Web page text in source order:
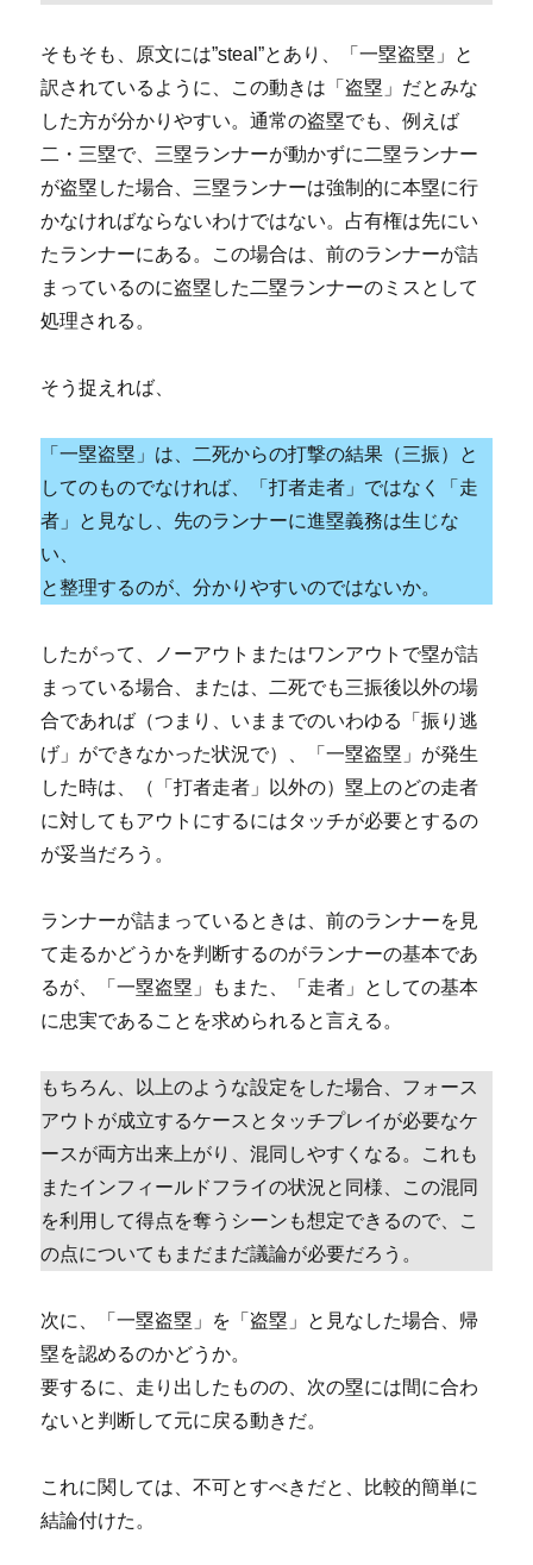
そもそも、原文には”steal”とあり、「一塁盗塁」と
訳されているように、この動きは「盗塁」だとみな
した方が分かりやすい。通常の盗塁でも、例えば
二・三塁で、三塁ランナーが動かずに二塁ランナー
が盗塁した場合、三塁ランナーは強制的に本塁に行
かなければならないわけではない。占有権は先にい
たランナーにある。この場合は、前のランナーが詰
まっているのに盗塁した二塁ランナーのミスとして
処理される。
そう捉えれば、
「一塁盗塁」は、二死からの打撃の結果（三振）と
してのものでなければ、「打者走者」ではなく「走
者」と見なし、先のランナーに進塁義務は生じな
い、
と整理するのが、分かりやすいのではないか。
したがって、ノーアウトまたはワンアウトで塁が詰
まっている場合、または、二死でも三振後以外の場
合であれば（つまり、いままでのいわゆる「振り逃
げ」ができなかった状況で）、「一塁盗塁」が発生
した時は、（「打者走者」以外の）塁上のどの走者
に対してもアウトにするにはタッチが必要とするの
が妥当だろう。
ランナーが詰まっているときは、前のランナーを見
て走るかどうかを判断するのがランナーの基本であ
るが、「一塁盗塁」もまた、「走者」としての基本
に忠実であることを求められると言える。
もちろん、以上のような設定をした場合、フォース
アウトが成立するケースとタッチプレイが必要なケ
ースが両方出来上がり、混同しやすくなる。これも
またインフィールドフライの状況と同様、この混同
を利用して得点を奪うシーンも想定できるので、こ
の点についてもまだまだ議論が必要だろう。
次に、「一塁盗塁」を「盗塁」と見なした場合、帰
塁を認めるのかどうか。
要するに、走り出したものの、次の塁には間に合わ
ないと判断して元に戻る動きだ。
これに関しては、不可とすべきだと、比較的簡単に
結論付けた。